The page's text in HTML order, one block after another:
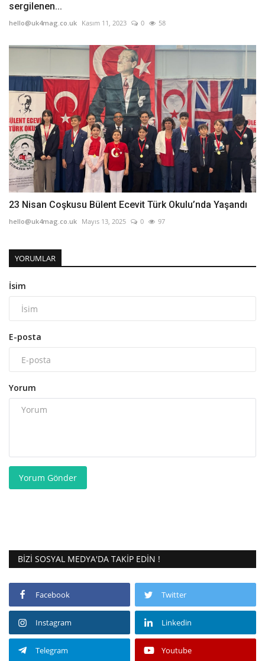
sergilenen...
hello@uk4mag.co.uk Kasım 11, 2023 0 58
23 Nisan Coşkusu Bülent Ecevit Türk Okulu’nda Yaşandı
hello@uk4mag.co.uk Mayıs 13, 2025 0 97
YORUMLAR
İsim
E-posta
Yorum
Yorum Gönder
BIZI SOSYAL MEDYA'DA TAKIP EDIN !
Facebook Twitter
Instagram Linkedin
Telegram Youtube